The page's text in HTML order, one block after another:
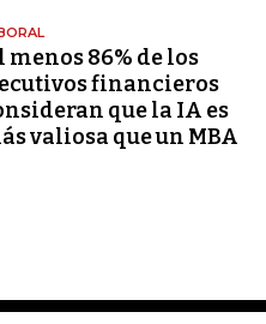
menos 86% de los
financieros
que la IA es
valiosa que un MBA